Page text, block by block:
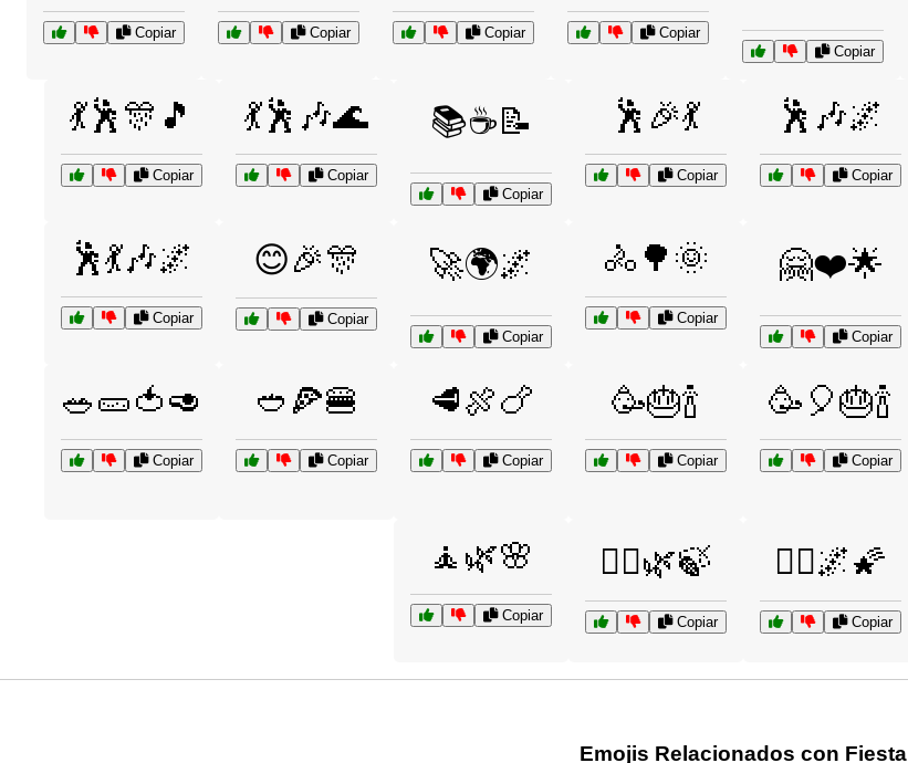
Copiar Copiar Copiar Copiar
Copiar
💃🕺🎊🎵
Copiar
💃🕺🎶🌊
Copiar
📚☕📝
Copiar
🕺🎉💃
Copiar
🕺🎶🌌
Copiar
🕺💃🎶🌌
Copiar
😊🎉🎊
Copiar
🚀🌍🌌
Copiar
🚴🌳🌞
Copiar
🤗❤️🌟
Copiar
🥗🥒🍅🥑
Copiar
🥙🍕🍔
Copiar
🥩🍖🍗
Copiar
🥳🎂🍾
Copiar
🥳🎈🎂🍾
Copiar
🧘🌿🌸
Copiar
🧘‍♀️🌿🍃
Copiar
🧚‍♀️🌌🌠
Copiar
Emojis Relacionados con Fiesta